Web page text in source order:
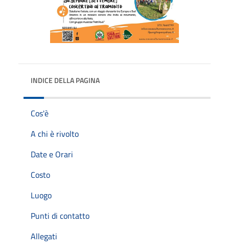
INDICE DELLA PAGINA
Cos'è
A chi è rivolto
Date e Orari
Costo
Luogo
Punti di contatto
Allegati